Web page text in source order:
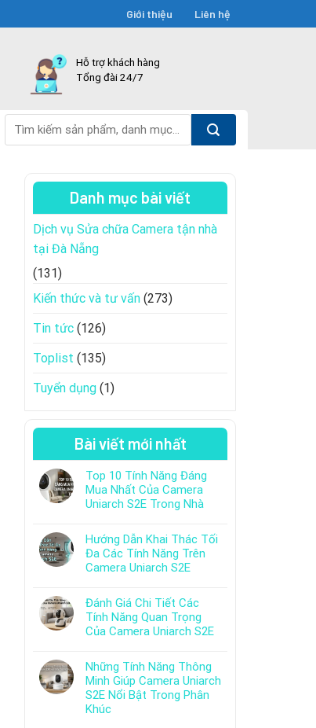
Giới thiệu Liên hệ
Hỗ trợ khách hàng
Tổng đài 24/7
kiếm:
Danh mục bài viết
Dịch vụ Sửa chữa Camera tận nhà
tại Đà Nẵng
(131)
Kiến thức và tư vấn (273)
Tin tức (126)
Toplist (135)
Tuyển dụng (1)
Bài viết mới nhất
Top 10 Tính Năng Đáng
Mua Nhất Của Camera
Uniarch S2E Trong Nhà
Hướng Dẫn Khai Thác Tối
Đa Các Tính Năng Trên
Camera Uniarch S2E
Đánh Giá Chi Tiết Các
Tính Năng Quan Trọng
Của Camera Uniarch S2E
Những Tính Năng Thông
Minh Giúp Camera Uniarch
S2E Nổi Bật Trong Phân
Khúc